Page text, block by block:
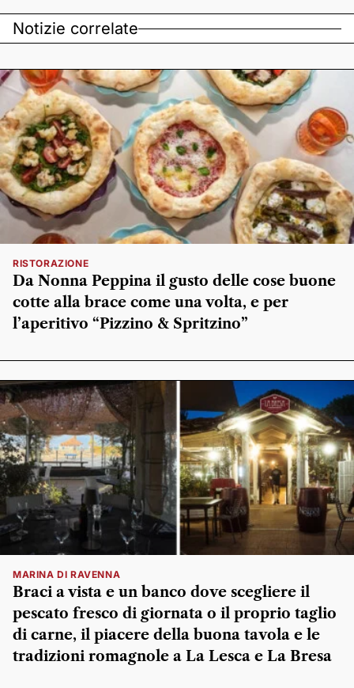
Notizie correlate
RISTORAZIONE
Da Nonna Peppina il gusto delle cose buone
cotte alla brace come una volta, e per
l’aperitivo “Pizzino & Spritzino”
MARINA DI RAVENNA
Braci a vista e un banco dove scegliere il
pescato fresco di giornata o il proprio taglio
di carne, il piacere della buona tavola e le
tradizioni romagnole a La Lesca e La Bresa